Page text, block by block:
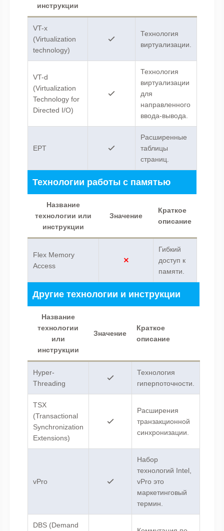
инструкции
VT-x
(Virtualization
technology)
Технология
виртуализации.
VT-d
(Virtualization
Technology for
Directed I/O)
Технология
виртуализации
для
направленного
ввода-вывода.
EPT
Расширенные
таблицы
страниц.
Технологии работы с памятью
Название
технологии или
инструкции
Значение
Краткое
описание
Flex Memory
Access
Гибкий
доступ к
памяти.
Другие технологии и инструкции
Название
технологии
или
инструкции
Значение
Краткое
описание
Hyper-
Threading
Технология
гиперпоточности.
TSX
(Transactional
Synchronization
Extensions)
Расширения
транзакционной
синхронизации.
vPro
Набор
технологий Intel,
vPro это
маркетинговый
термин.
DBS (Demand